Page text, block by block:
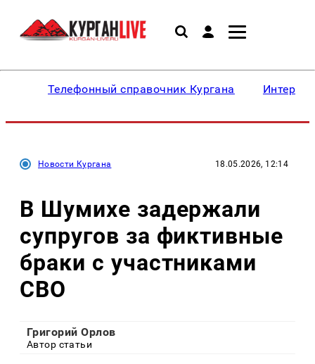
Телефонный справочник Кургана
Новости Кургана 18.05.2026, 12:14
В Шумихе задержали
супругов за фиктивные
браки с участниками
СВО
Григорий Орлов
Автор статьи